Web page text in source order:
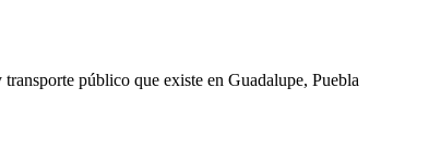
público que existe en Guadalupe, Puebla